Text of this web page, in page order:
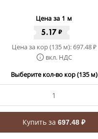
Цена за 1 м
5.17 ₽
Цена за кор (135 м):697.48₽
вкл. НДС
Выберите кол-во кор (135 м)
Купить за 697.48 ₽